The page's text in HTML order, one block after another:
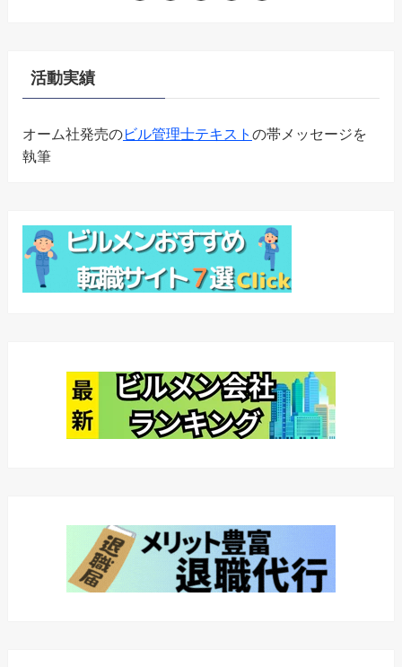
活動実績
オーム社発売のビル管理士テキスト の帯メッセージを
執筆